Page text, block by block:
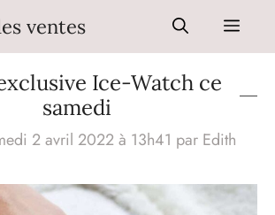
ventes Menu
Ice-Watch ce
samedi
2 avril 2022 à 13h41 par Edith